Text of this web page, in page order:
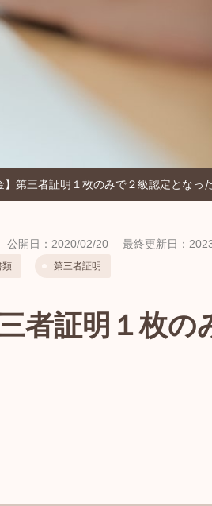
】第三者証明１枚のみで２級認定となっ
公開日：2020/02/20 最終更新日：
類 第三者証明
者証明１枚の